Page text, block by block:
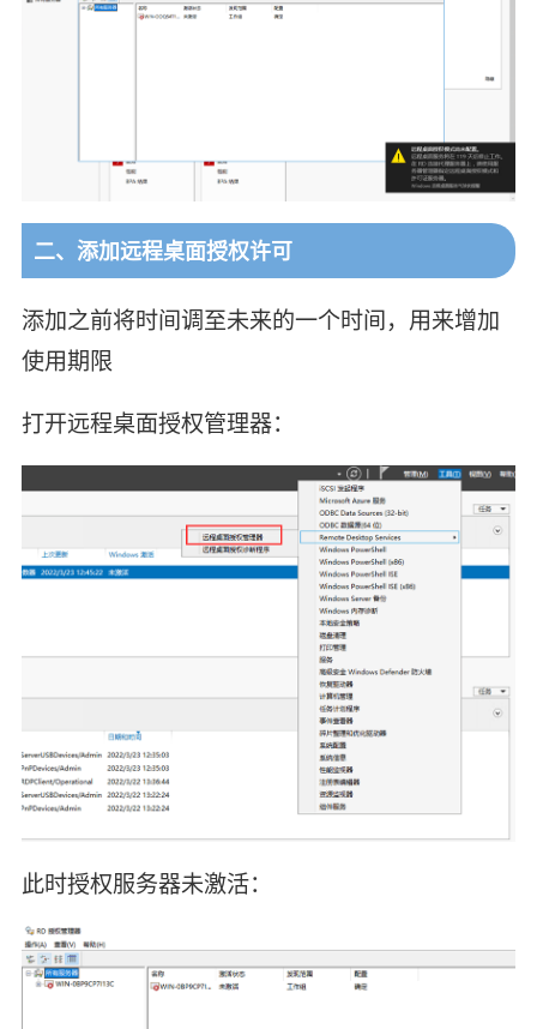
二、添加远程桌面授权许可
添加之前将时间调至未来的一个时间，用来增加
使用期限
打开远程桌面授权管理器：
此时授权服务器未激活：